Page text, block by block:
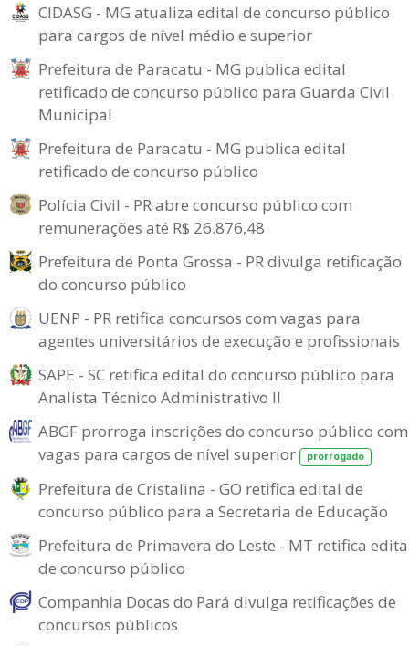
CIDASG - MG atualiza edital de concurso público
para cargos de nível médio e superior
Prefeitura de Paracatu - MG publica edital
retificado de concurso público para Guarda Civil
Municipal
Prefeitura de Paracatu - MG publica edital
retificado de concurso público
Polícia Civil - PR abre concurso público com
remunerações até R$ 26.876,48
Prefeitura de Ponta Grossa - PR divulga retificação
do concurso público
UENP - PR retifica concursos com vagas para
agentes universitários de execução e profissionais
SAPE - SC retifica edital do concurso público para
Analista Técnico Administrativo II
ABGF prorroga inscrições do concurso público com
vagas para cargos de nível superior
prorrogado
Prefeitura de Cristalina - GO retifica edital de
concurso público para a Secretaria de Educação
Prefeitura de Primavera do Leste - MT retifica
de concurso público
Companhia Docas do Pará divulga retificações de
concursos públicos